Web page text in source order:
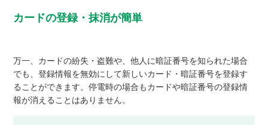
カードの登録・抹消が簡単
万一、カードの紛失・盗難や、他人に暗証番号を知られた場合
でも、登録情報を無効にして新しいカード・暗証番号を登録す
ることができます。停電時の場合もカードや暗証番号の登録情
報が消えることはありません。